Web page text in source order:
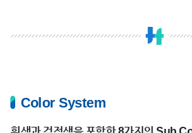
Color System